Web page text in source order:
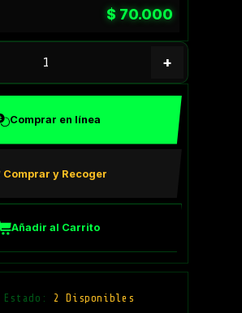
$ 70.000
+
Comprar en línea
Comprar y Recoger
Añadir al Carrito
Estado: 2 Disponibles